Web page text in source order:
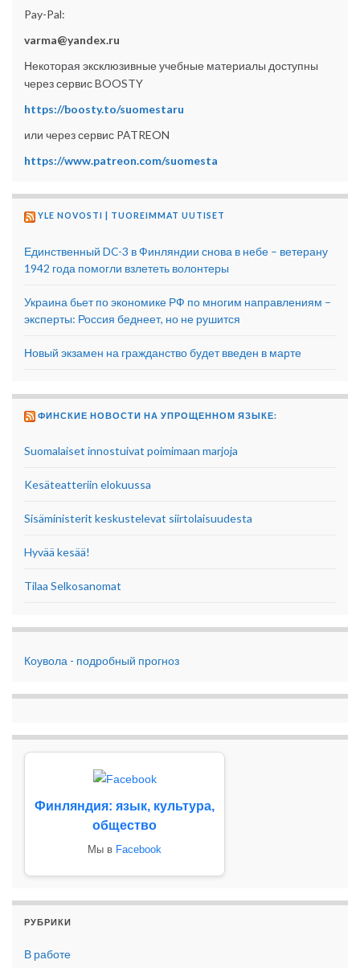
Pay-Pal:
varma@yandex.ru
Некоторая эксклюзивные учебные материалы доступны
через сервис BOOSTY
https://boosty.to/suomestaru
или через сервис PATREON
https://www.patreon.com/suomesta
YLE NOVOSTI | TUOREIMMAT UUTISET
Единственный DC-3 в Финляндии снова в небе – ветерану
1942 года помогли взлететь волонтеры
Украина бьет по экономике РФ по многим направлениям –
эксперты: Россия беднеет, но не рушится
Новый экзамен на гражданство будет введен в марте
ФИНСКИЕ НОВОСТИ НА УПРОЩЕННОМ ЯЗЫКЕ:
Suomalaiset innostuivat poimimaan marjoja
Kesäteatteriin elokuussa
Sisäministerit keskustelevat siirtolaisuudesta
Hyvää kesää!
Tilaa Selkosanomat
Коувола - подробный прогноз
Финляндия: язык, культура,
общество
Мы в Facebook
РУБРИКИ
В работе